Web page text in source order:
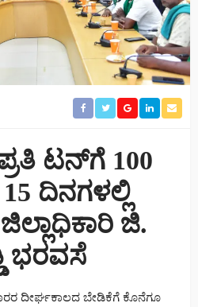
ಪ್ರತಿ ಟನ್‌ಗೆ 100
ದಿನಗಳಲ್ಲಿ
ಜಿ.
ಭರವಸೆ
ದೀರ್ಘಕಾಲದ ಬೇಡಿಕೆಗೆ ಕೊನೆಗೂ